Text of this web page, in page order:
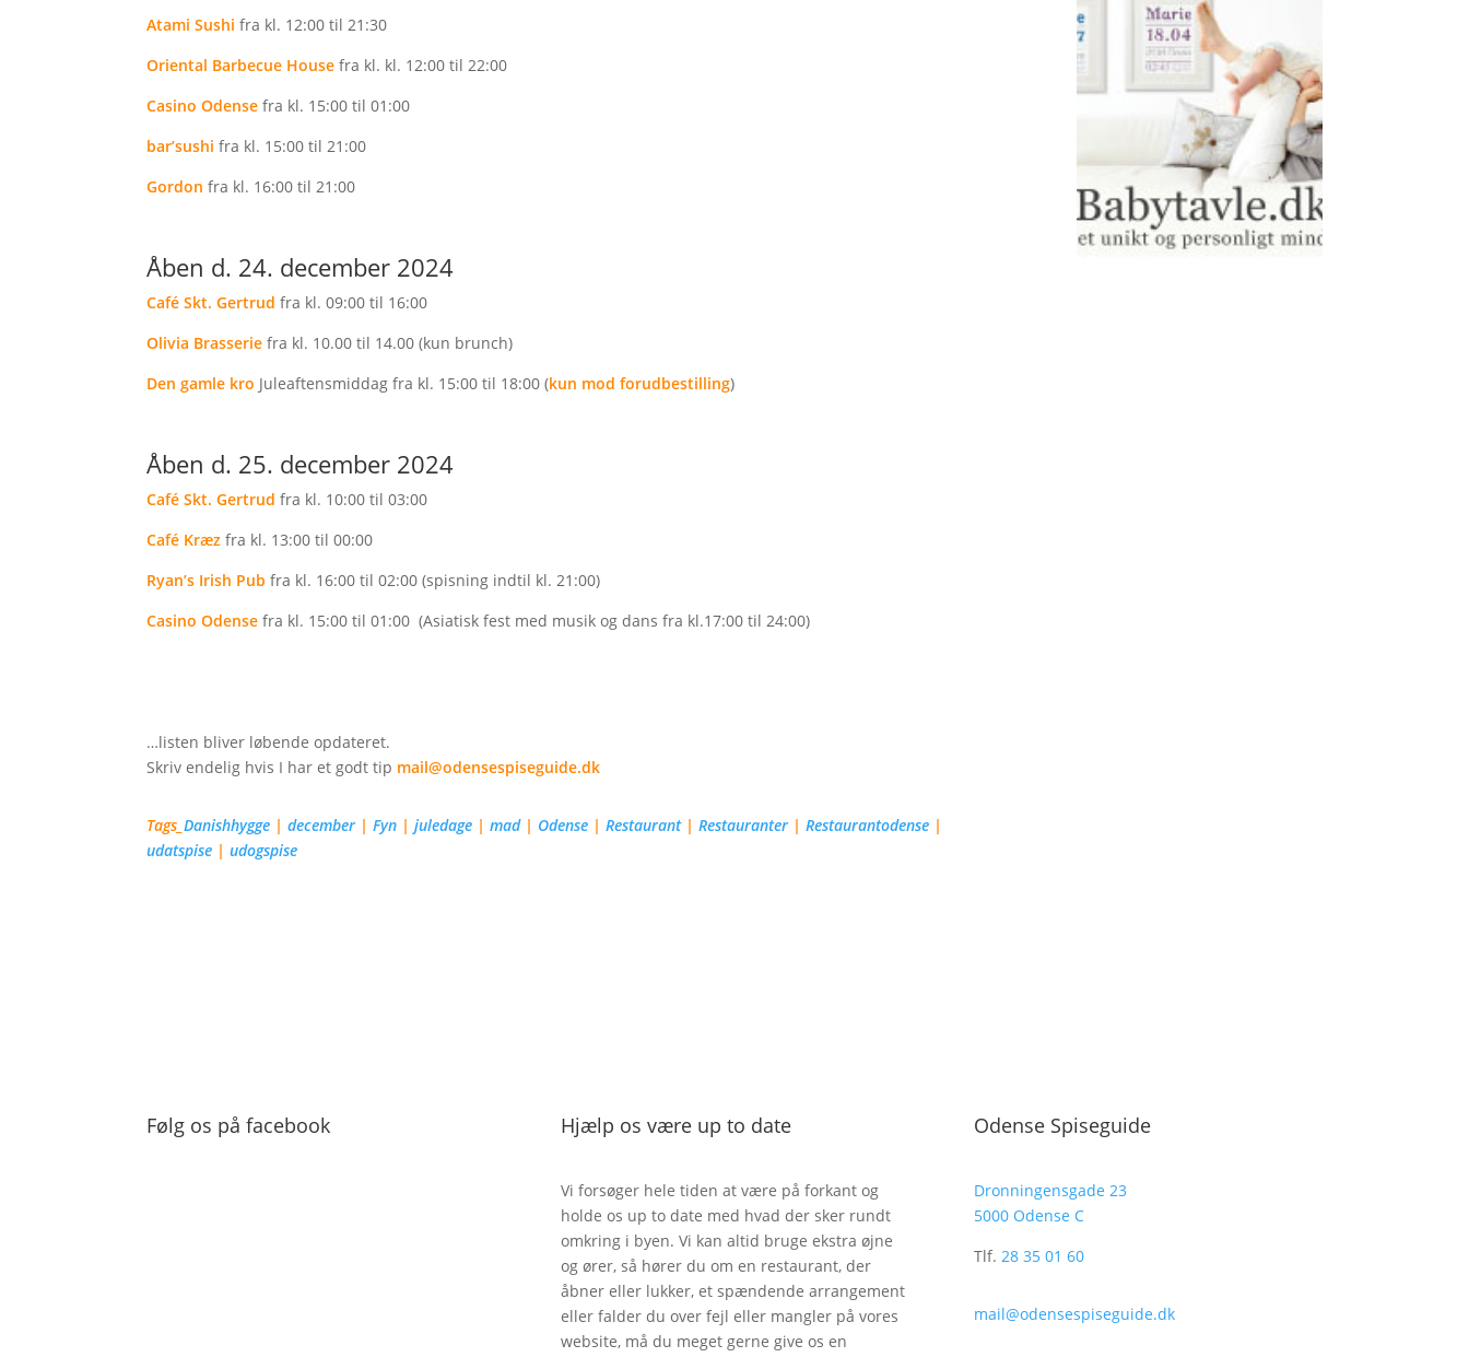
Atami Sushi fra kl. 12:00 til 21:30
Oriental Barbecue House fra kl. kl. 12:00 til 22:00
Casino Odense fra kl. 15:00 til 01:00
bar’sushi fra kl. 15:00 til 21:00
Gordon fra kl. 16:00 til 21:00
Åben d. 24. december 2024
Café Skt. Gertrud fra kl. 09:00 til 16:00
Olivia Brasserie fra kl. 10.00 til 14.00 (kun brunch)
Den gamle kro Juleaftensmiddag fra kl. 15:00 til 18:00 (kun mod forudbestilling)
Åben d. 25. december 2024
Café Skt. Gertrud fra kl. 10:00 til 03:00
Café Kræz fra kl. 13:00 til 00:00
Ryan’s Irish Pub fra kl. 16:00 til 02:00 (spisning indtil kl. 21:00)
Casino Odense fra kl. 15:00 til 01:00 (Asiatisk fest med musik og dans fra kl.17:00 til 24:00)
…listen bliver løbende opdateret.
Skriv endelig hvis I har et godt tip mail@odensespiseguide.dk
Tags_Danishhygge |december |Fyn |juledage |mad| Odense |Restaurant|Restauranter |Restaurantodense |
udatspise |udogspise
Følg os på facebook Hjælp os være up to date
Vi forsøger hele tiden at være på forkant og
holde os up to date med hvad der sker rundt
omkring i byen. Vi kan altid bruge ekstra øjne
og ører, så hører du om en restaurant, der
åbner eller lukker, et spændende arrangement
eller falder du over fejl eller mangler på vores
website, må du meget gerne give os en
Odense Spiseguide
Dronningensgade 23
5000 Odense C
Tlf. 28 35 01 60
mail@odensespiseguide.dk